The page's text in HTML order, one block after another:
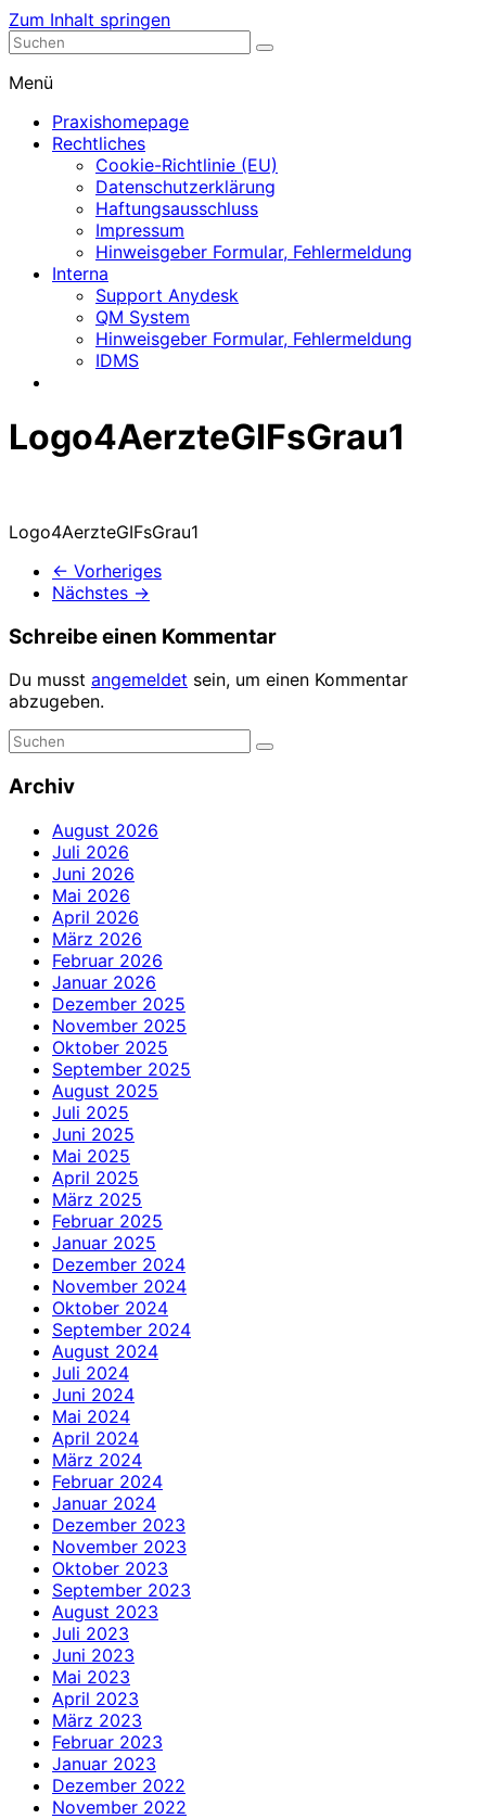
Zum Inhalt springen
Nephrologische Praxis mit Dialyse
Menü
Praxishomepage
Rechtliches
Cookie-Richtlinie (EU)
Datenschutzerklärung
Haftungsausschluss
Impressum
Hinweisgeber Formular, Fehlermeldung
Interna
Support Anydesk
QM System
Hinweisgeber Formular, Fehlermeldung
IDMS
Logo4AerzteGIFsGrau1
Logo4AerzteGIFsGrau1
← Vorheriges
Nächstes →
Schreibe einen Kommentar
Du musst angemeldet sein, um einen Kommentar
abzugeben.
Archiv
August 2026
Juli 2026
Juni 2026
Mai 2026
April 2026
März 2026
Februar 2026
Januar 2026
Dezember 2025
November 2025
Oktober 2025
September 2025
August 2025
Juli 2025
Juni 2025
Mai 2025
April 2025
März 2025
Februar 2025
Januar 2025
Dezember 2024
November 2024
Oktober 2024
September 2024
August 2024
Juli 2024
Juni 2024
Mai 2024
April 2024
März 2024
Februar 2024
Januar 2024
Dezember 2023
November 2023
Oktober 2023
September 2023
August 2023
Juli 2023
Juni 2023
Mai 2023
April 2023
März 2023
Februar 2023
Januar 2023
Dezember 2022
November 2022